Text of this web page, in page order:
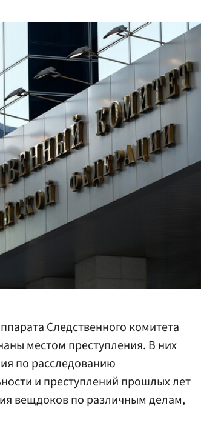
Следственного комитета
местом преступления. В них
по расследованию
и преступлений прошлых лет
вещдоков по различным делам,